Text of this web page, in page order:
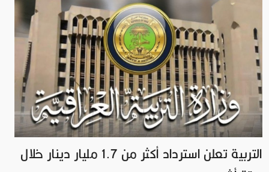
التربية تعلن استرداد أكثر من 1.7 مليار دينار خلال